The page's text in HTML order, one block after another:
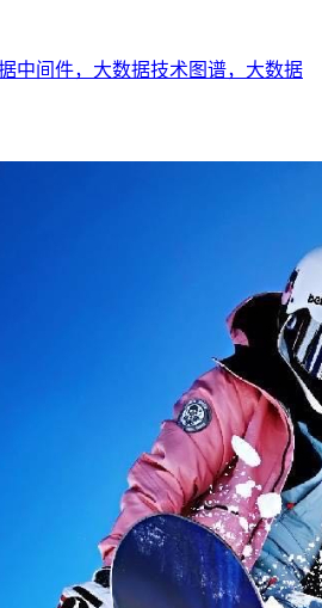
中间件，大数据技术图谱，大数据